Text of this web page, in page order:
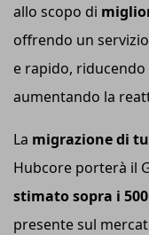
allo scopo di
offrendo un
e rapido,
aumentando la
La migrazione di
Hubcore porterà il
stimato sopra i 500
presente sul